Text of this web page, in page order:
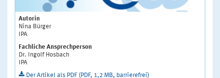
Autorin
Nina Bürger
IPA
Fachliche Ansprechperson
Dr. Ingolf Hosbach
IPA
Der Artikel als PDF (PDF, 1,2 MB, barrierefrei)